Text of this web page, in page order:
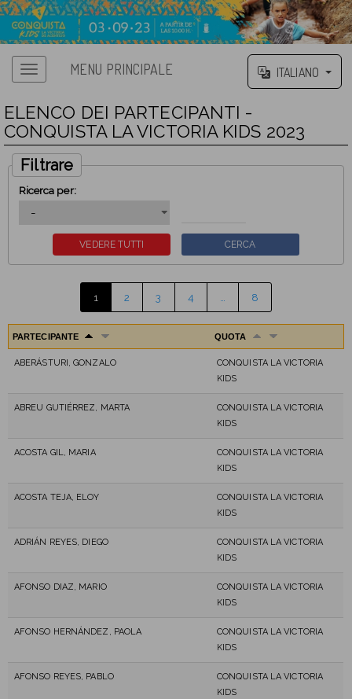
MENU PRINCIPALE ITALIANO
ELENCO DEI PARTECIPANTI -
CONQUISTA LA VICTORIA KIDS 2023
Filtrare
Ricerca per:
1 2 3 4 8
PARTECIPANTE QUOTA
ABERÁSTURI, GONZALO
CONQUISTA LA VICTORIA
KIDS
ABREU GUTIÉRREZ, MARTA
CONQUISTA LA VICTORIA
KIDS
ACOSTA GIL, MARIA
CONQUISTA LA VICTORIA
KIDS
ACOSTA TEJA, ELOY
CONQUISTA LA VICTORIA
KIDS
ADRIÁN REYES, DIEGO
CONQUISTA LA VICTORIA
KIDS
AFONSO DIAZ, MARIO
CONQUISTA LA VICTORIA
KIDS
AFONSO HERNÁNDEZ, PAOLA
CONQUISTA LA VICTORIA
KIDS
AFONSO REYES, PABLO
CONQUISTA LA VICTORIA
KIDS